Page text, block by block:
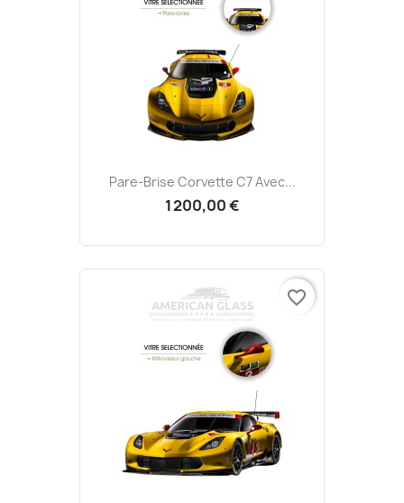
Pare-Brise Corvette C7 Avec...
1 200,00 €
favorite_border